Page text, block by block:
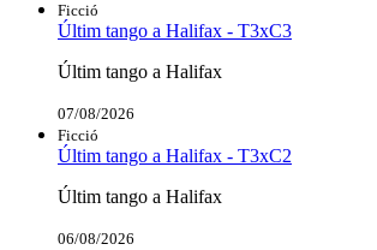
Ficció
Últim tango a Halifax - T3xC3
Últim tango a Halifax
07/08/2026
Ficció
Últim tango a Halifax - T3xC2
Últim tango a Halifax
06/08/2026